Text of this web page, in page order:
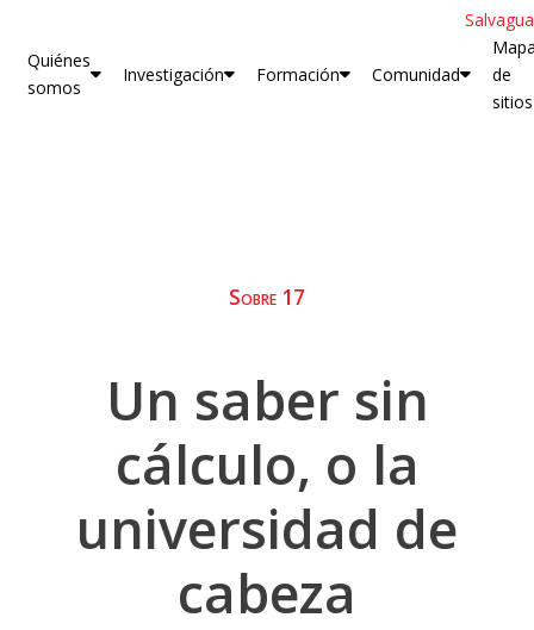
Quiénes
somos
Investigación Formación Comunidad
de
sitios
Sobre 17
Un saber sin
cálculo, o la
universidad de
cabeza